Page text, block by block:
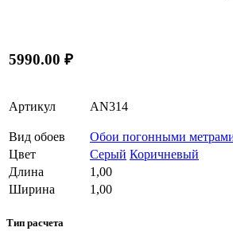
5990.00 ₽
Артикул AN314
Вид обоев
Обои погонными
Цвет
Серый Коричневый
Длина
1,00
Ширина
1,00
Тип расчета